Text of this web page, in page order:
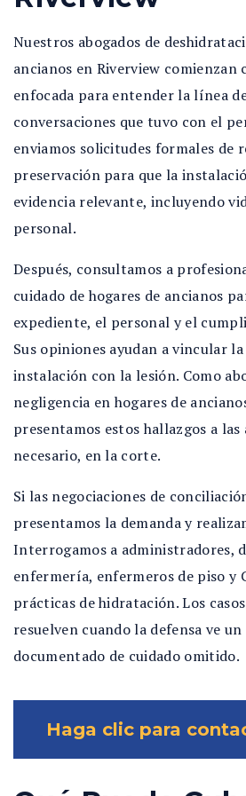
Nuestros abogados de
ancianos en Riverview
enfocada para entender la línea
conversaciones que tuvo con el
enviamos solicitudes formales de
preservación para que la
evidencia relevante, incluyendo
personal.
Después, consultamos a
cuidado de hogares de ancianos
expediente, el personal y el
Sus opiniones ayudan a vincular
instalación con la lesión. Como
negligencia en hogares de
presentamos estos hallazgos a las
necesario, en la corte.
Si las negociaciones de
presentamos la demanda y
Interrogamos a administradores,
enfermería, enfermeros de piso y
prácticas de hidratación. Los
resuelven cuando la defensa ve
documentado de cuidado omitido.
Haga clic para